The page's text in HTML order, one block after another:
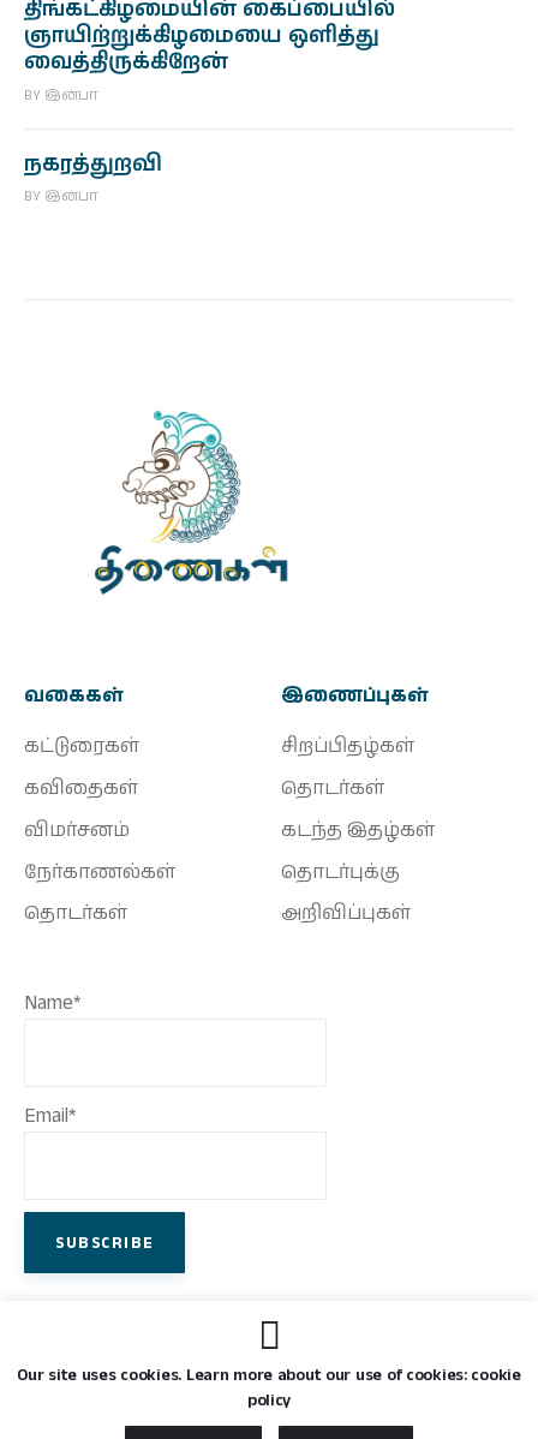
திங்கட்கிழமையின் கைப்பையில்
ஞாயிற்றுக்கிழமையை ஒளித்து
வைத்திருக்கிறேன்
BY இன்பா
நகரத்துறவி
BY இன்பா
வகைகள்
கட்டுரைகள்
கவிதைகள்
விமர்சனம்
நேர்காணல்கள்
தொடர்கள்
இணைப்புகள்
சிறப்பிதழ்கள்
தொடர்கள்
கடந்த இதழ்கள்
தொடர்புக்கு
அறிவிப்புகள்
Name*
Email*
© 2026. All Rights Reserved.
Our site uses cookies. Learn more about our use of cookies: cookie
policy